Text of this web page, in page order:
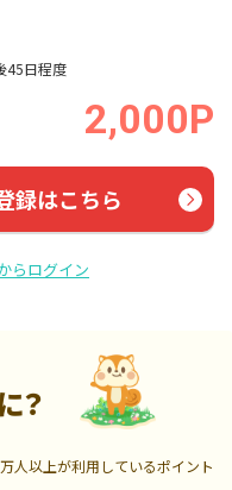
45日程度
2,000P
録はこちら
らログイン
？
人以上が利用しているポイント